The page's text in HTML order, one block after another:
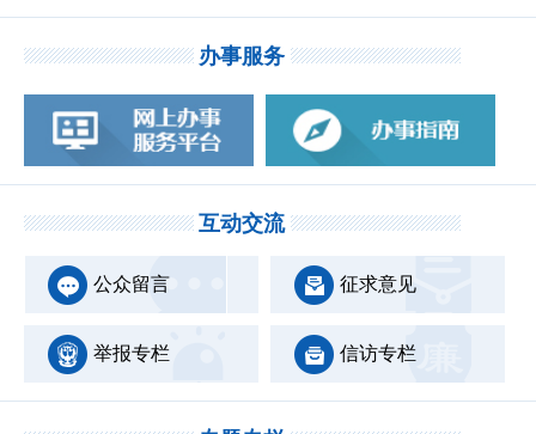
办事服务
互动交流
公众留言 征求意见
举报专栏 信访专栏